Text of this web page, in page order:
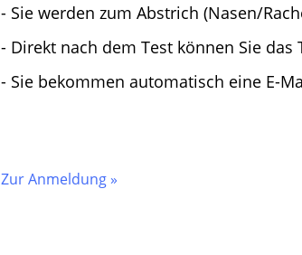
- Sie werden zum Abstrich (Nasen/
- Direkt nach dem Test können Sie das
- Sie bekommen automatisch eine E-
Zur Anmeldung »